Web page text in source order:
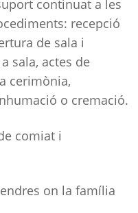
continuat a les
recepció
de sala i
sala, actes de
cerimònia,
o cremació.
comiat i
on la família